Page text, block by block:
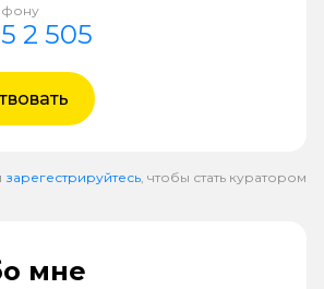
2 505
зарегестрируйтесь , чтобы стать куратором
мне